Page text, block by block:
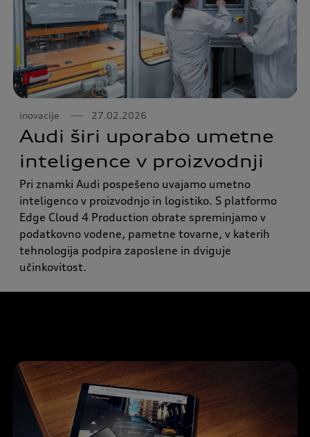
inovacije 27.02.2026
Audi širi uporabo umetne
inteligence v proizvodnji
Pri znamki Audi pospešeno uvajamo umetno
inteligenco v proizvodnjo in logistiko. S platformo
Edge Cloud 4 Production obrate spreminjamo v
podatkovno vodene, pametne tovarne, v katerih
tehnologija podpira zaposlene in dviguje
učinkovitost.